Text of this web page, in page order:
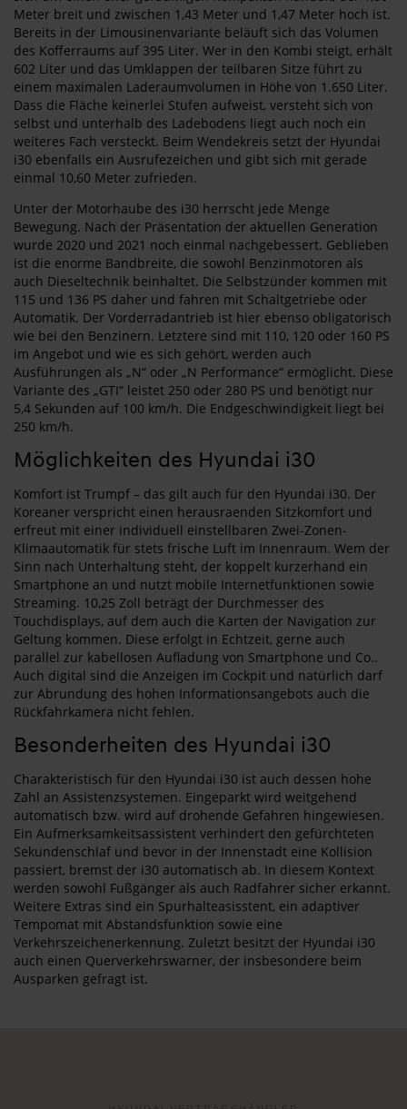
Meter breit und zwischen 1,43 Meter und 1,47 Meter hoch ist.
Bereits in der Limousinenvariante beläuft sich das Volumen
des Kofferraums auf 395 Liter. Wer in den Kombi steigt, erhält
602 Liter und das Umklappen der teilbaren Sitze führt zu
einem maximalen Laderaumvolumen in Höhe von 1.650 Liter.
Dass die Fläche keinerlei Stufen aufweist, versteht sich von
selbst und unterhalb des Ladebodens liegt auch noch ein
weiteres Fach versteckt. Beim Wendekreis setzt der Hyundai
i30 ebenfalls ein Ausrufezeichen und gibt sich mit gerade
einmal 10,60 Meter zufrieden.
Unter der Motorhaube des i30 herrscht jede Menge
Bewegung. Nach der Präsentation der aktuellen Generation
wurde 2020 und 2021 noch einmal nachgebessert. Geblieben
ist die enorme Bandbreite, die sowohl Benzinmotoren als
auch Dieseltechnik beinhaltet. Die Selbstzünder kommen mit
115 und 136 PS daher und fahren mit Schaltgetriebe oder
Automatik. Der Vorderradantrieb ist hier ebenso obligatorisch
wie bei den Benzinern. Letztere sind mit 110, 120 oder 160 PS
im Angebot und wie es sich gehört, werden auch
Ausführungen als „N“ oder „N Performance“ ermöglicht. Diese
Variante des „GTI“ leistet 250 oder 280 PS und benötigt nur
5,4 Sekunden auf 100 km/h. Die Endgeschwindigkeit liegt bei
250 km/h.
Möglichkeiten des Hyundai i30
Komfort ist Trumpf – das gilt auch für den Hyundai i30. Der
Koreaner verspricht einen herausraenden Sitzkomfort und
erfreut mit einer individuell einstellbaren Zwei-Zonen-
Klimaautomatik für stets frische Luft im Innenraum. Wem der
Sinn nach Unterhaltung steht, der koppelt kurzerhand ein
Smartphone an und nutzt mobile Internetfunktionen sowie
Streaming. 10,25 Zoll beträgt der Durchmesser des
Touchdisplays, auf dem auch die Karten der Navigation zur
Geltung kommen. Diese erfolgt in Echtzeit, gerne auch
parallel zur kabellosen Aufladung von Smartphone und Co..
Auch digital sind die Anzeigen im Cockpit und natürlich darf
zur Abrundung des hohen Informationsangebots auch die
Rückfahrkamera nicht fehlen.
Besonderheiten des Hyundai i30
Charakteristisch für den Hyundai i30 ist auch dessen hohe
Zahl an Assistenzsystemen. Eingeparkt wird weitgehend
automatisch bzw. wird auf drohende Gefahren hingewiesen.
Ein Aufmerksamkeitsassistent verhindert den gefürchteten
Sekundenschlaf und bevor in der Innenstadt eine Kollision
passiert, bremst der i30 automatisch ab. In diesem Kontext
werden sowohl Fußgänger als auch Radfahrer sicher erkannt.
Weitere Extras sind ein Spurhalteasisstent, ein adaptiver
Tempomat mit Abstandsfunktion sowie eine
Verkehrszeichenerkennung. Zuletzt besitzt der Hyundai i30
auch einen Querverkehrswarner, der insbesondere beim
Ausparken gefragt ist.